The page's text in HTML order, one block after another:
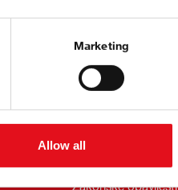
Marketing
Allow allPravni uslovi
Zakonske obavijesti